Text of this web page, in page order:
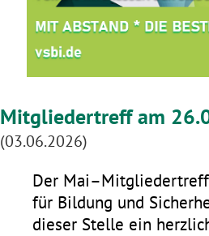
Mitgliedertreff am
(03.06.2026)
Der
für Bildung und
dieser Stelle ein